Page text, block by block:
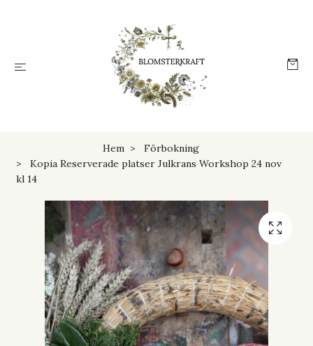
Hem
Förbokning
Kopia Reserverade platser Julkrans Workshop 24 nov
kl 14